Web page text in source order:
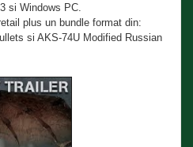
si Windows PC.
plus un bundle format din:
si AKS-74U Modified Russian